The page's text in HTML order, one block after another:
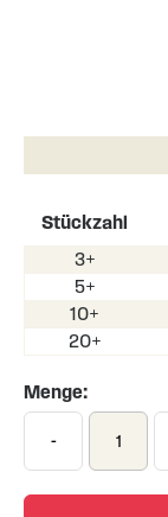
the
the
gallery
Stückzahl
3+
5+
10+
20+
Menge:
-